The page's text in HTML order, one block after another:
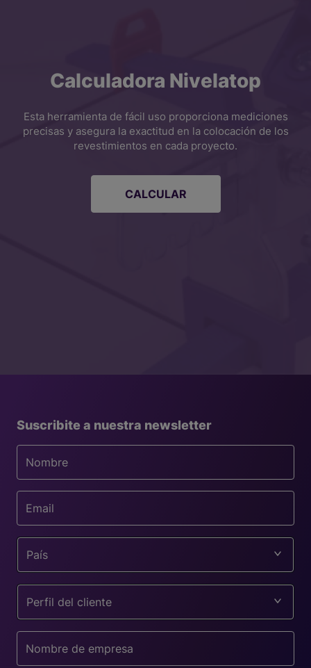
Calculadora Nivelatop
Esta herramienta de fácil uso proporciona mediciones
precisas y asegura la exactitud en la colocación de los
revestimientos en cada proyecto.
CALCULAR
Suscribite a nuestra newsletter
País
Perfil del cliente